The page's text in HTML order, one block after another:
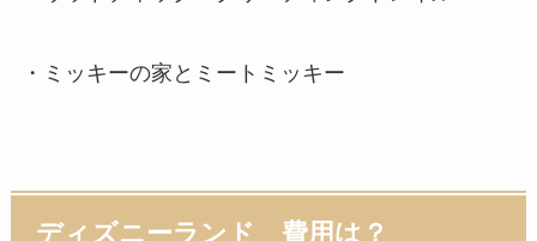
・ミッキーの家とミートミッキー
ディズニーランド 費用は？